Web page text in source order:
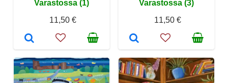
Varastossa (1)
11,50 €
Varastossa (3)
11,50 €